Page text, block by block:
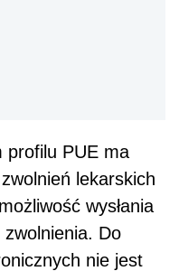
profilu PUE ma
lekarskich
wysłania
Do
nie jest